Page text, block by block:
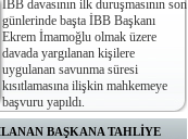
İBB davasının ilk duruşmasının son
günlerinde başta İBB Başkanı
Ekrem İmamoğlu olmak üzere
davada yargılanan kişilere
uygulanan savunma süresi
kısıtlamasına ilişkin mahkemeye
başvuru yapıldı.
BAŞKANA TAHLİYE